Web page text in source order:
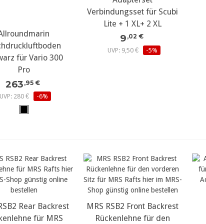
Details...
für Vario 300
Pro
263 ,95 €
UVP: 280 €
-6%
Verbindungsset für Scubi
Lite + 1 XL+ 2 XL
9 ,02 €
UVP: 9,50 €
-5%
Details...
Rear Backrest
für MRS
mehr Details...
MRS RSB2 Front Backrest
Rückenlehne für den